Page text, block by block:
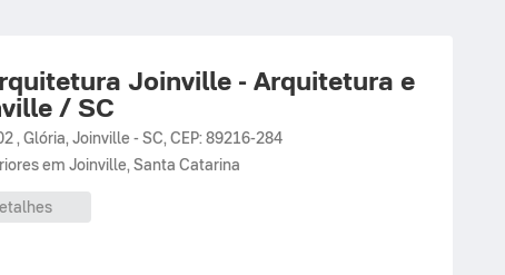
Joinville - Arquitetura e
/ SC
,Glória,Joinville -SC,CEP: 89216-284
em Joinville, Santa Catarina